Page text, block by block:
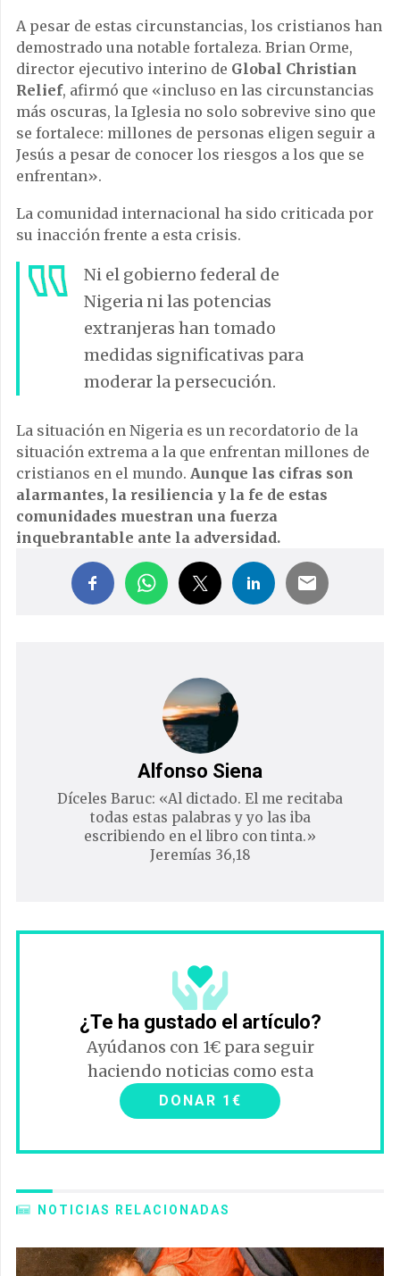
A pesar de estas circunstancias, los cristianos han
demostrado una notable fortaleza. Brian Orme,
director ejecutivo interino de Global Christian
Relief, afirmó que «incluso en las circunstancias
más oscuras, la Iglesia no solo sobrevive sino que
se fortalece: millones de personas eligen seguir a
Jesús a pesar de conocer los riesgos a los que se
enfrentan».
La comunidad internacional ha sido criticada por
su inacción frente a esta crisis.
Ni el gobierno federal de
Nigeria ni las potencias
extranjeras han tomado
medidas significativas para
moderar la persecución.
La situación en Nigeria es un recordatorio de la
situación extrema a la que enfrentan millones de
cristianos en el mundo. Aunque las cifras son
alarmantes, la resiliencia y la fe de estas
comunidades muestran una fuerza
inquebrantable ante la adversidad.
Alfonso Siena
Díceles Baruc: «Al dictado. El me recitaba
todas estas palabras y yo las iba
escribiendo en el libro con tinta.»
Jeremías 36,18
¿Te ha gustado el artículo?
Ayúdanos con 1€ para seguir
haciendo noticias como esta
DONAR 1€
NOTICIAS RELACIONADAS